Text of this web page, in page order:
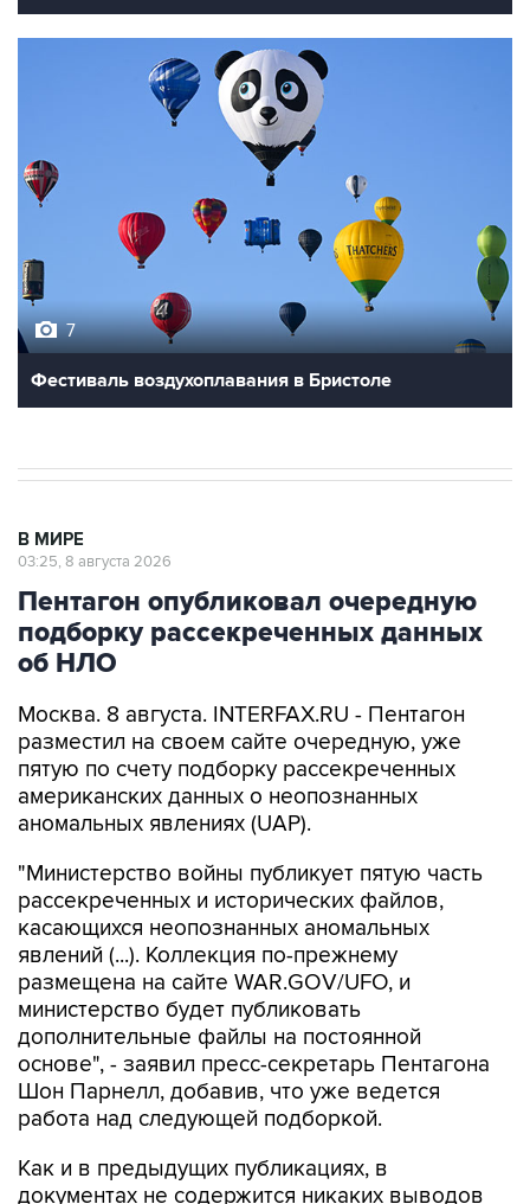
7
Фестиваль воздухоплавания в Бристоле
В МИРЕ
03:25, 8 августа 2026
Пентагон опубликовал очередную
подборку рассекреченных данных
об НЛО
Москва. 8 августа. INTERFAX.RU - Пентагон
разместил на своем сайте очередную, уже
пятую по счету подборку рассекреченных
американских данных о неопознанных
аномальных явлениях (UAP).
"Министерство войны публикует пятую часть
рассекреченных и исторических файлов,
касающихся неопознанных аномальных
явлений (...). Коллекция по-прежнему
размещена на сайте WAR.GOV/UFO, и
министерство будет публиковать
дополнительные файлы на постоянной
основе", - заявил пресс-секретарь Пентагона
Шон Парнелл, добавив, что уже ведется
работа над следующей подборкой.
Как и в предыдущих публикациях, в
документах не содержится никаких выводов